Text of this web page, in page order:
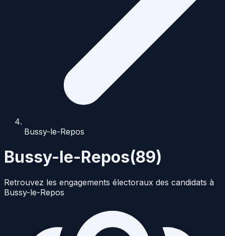
Bussy-le-Repos
Bussy-le-Repos(89)
Retrouvez les engagements électoraux des candidats à
Bussy-le-Repos